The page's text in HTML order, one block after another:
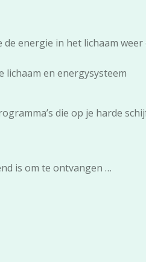
energie in het lichaam weer
lichaam en energysysteem
die op je harde
is om te ontvangen …